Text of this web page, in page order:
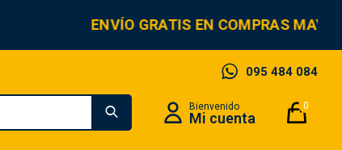
ENVÍO GRATIS EN COMPRAS
0
095 484 084